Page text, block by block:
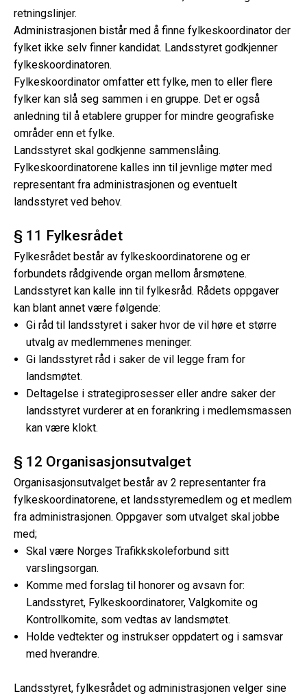
retningslinjer.
Administrasjonen bistår med å finne fylkeskoordinator der
fylket ikke selv finner kandidat. Landsstyret godkjenner
fylkeskoordinatoren.
Fylkeskoordinator omfatter ett fylke, men to eller flere
fylker kan slå seg sammen i en gruppe. Det er også
anledning til å etablere grupper for mindre geografiske
områder enn et fylke.
Landsstyret skal godkjenne sammenslåing.
Fylkeskoordinatorene kalles inn til jevnlige møter med
representant fra administrasjonen og eventuelt
landsstyret ved behov.
§ 11 Fylkesrådet
Fylkesrådet består av fylkeskoordinatorene og er
forbundets rådgivende organ mellom årsmøtene.
Landsstyret kan kalle inn til fylkesråd. Rådets oppgaver
kan blant annet være følgende:
Gi råd til landsstyret i saker hvor de vil høre et større
utvalg av medlemmenes meninger.
Gi landsstyret råd i saker de vil legge fram for
landsmøtet.
Deltagelse i strategiprosesser eller andre saker der
landsstyret vurderer at en forankring i medlemsmassen
kan være klokt.
§ 12 Organisasjonsutvalget
Organisasjonsutvalget består av 2 representanter fra
fylkeskoordinatorene, et landsstyremedlem og et medlem
fra administrasjonen. Oppgaver som utvalget skal jobbe
med;
Skal være Norges Trafikkskoleforbund sitt
varslingsorgan.
Komme med forslag til honorer og avsavn for:
Landsstyret, Fylkeskoordinatorer, Valgkomite og
Kontrollkomite, som vedtas av landsmøtet.
Holde vedtekter og instrukser oppdatert og i samsvar
med hverandre.
Landsstyret, fylkesrådet og administrasjonen velger sine